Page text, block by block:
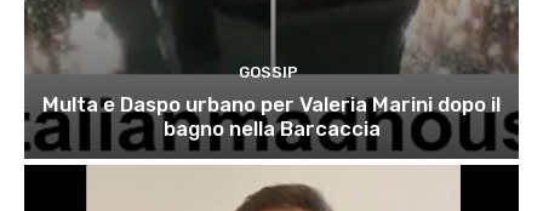
GOSSIP
Multa e Daspo urbano per Valeria Marini dopo il
bagno nella Barcaccia